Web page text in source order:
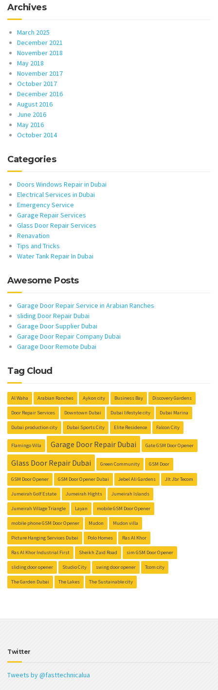
Archives
March 2025
December 2021
November 2018
May 2018
November 2017
October 2017
December 2016
August 2016
June 2016
May 2016
October 2014
Categories
Doors Windows Repair in Dubai
Electrical Services in Dubai
Emergency Service
Garage Repair Services
Glass Door Repair Services
Renavation
Tips and Tricks
Water Tank Repair In Dubai
Awesome Posts
Garage Door Repair Service in Arabian Ranches
sliding Door Repair Dubai
Garage Door Supplier Dubai
Garage Door Repair Company Dubai
Garage Door Remote Dubai
Tag Cloud
Al Waha Arabian Ranches Aykon city Business Bay Discovery Gardens
Door Repair Services Downtown Dubai Dubai lifestyle city Dubai Marina
Dubai production city Dubai Sports City Elite Residence Falcon City
Flamingo Villa Garage Door Repair Dubai Gate GSM Door Opener
Glass Door Repair Dubai Green Community GSM Door
GSM Door Opener GSM Door Opener Dubai Jebel Ali Gardens Jlt Jbr Tecom
Jumeirah Golf Estate Jumeirah Hights Jumeirah Islands
Jumeirah Village Triangle Layan mobile GSM Door Opener
mobile phone GSM Door Opener Mudon Mudon villa
Picture Hanging Services Dubai Polo Homes Ras Al Khor
Ras Al Khor Industrial First Sheikh Zaid Road sim GSM Door Opener
sliding door opener Studio City swing door opener Tcom city
The Garden Dubai The Lakes The Sustainable city
Twitter
Tweets by @fasttechnicalua